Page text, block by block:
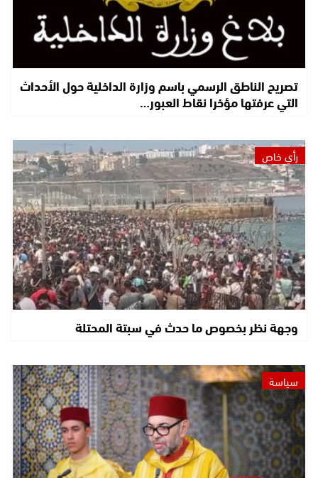
تصريح الناطق الرسمي باسم وزارة الداخلية حول الأحداث
التي عرفتها مؤخرا نقاط العبور…
رأي خاص
وجهة نظر بخصوص ما حدث في سبتة المحتلة
سياسة